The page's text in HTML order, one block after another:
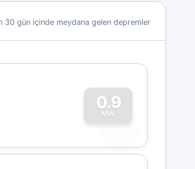
30 gün içinde meydana gelen depremler
0.9
MW
0